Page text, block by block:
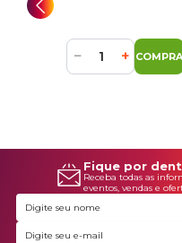
− +
Fique por
Receba todas as
eventos, vendas e